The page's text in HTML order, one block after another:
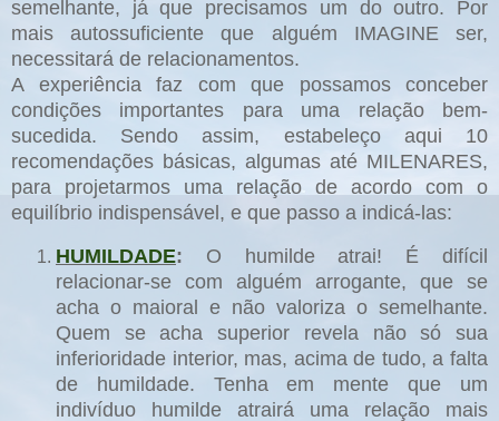
semelhante, já que precisamos um do outro. Por
mais autossuficiente que alguém IMAGINE ser,
necessitará de relacionamentos.
A experiência faz com que possamos conceber
condições importantes para uma relação bem-
sucedida. Sendo assim, estabeleço aqui 10
recomendações básicas, algumas até MILENARES,
para projetarmos uma relação de acordo com o
equilíbrio indispensável, e que passo a indicá-las:
HUMILDADE: O humilde atrai! É difícil
relacionar-se com alguém arrogante, que se
acha o maioral e não valoriza o semelhante.
Quem se acha superior revela não só sua
inferioridade interior, mas, acima de tudo, a falta
de humildade. Tenha em mente que um
indivíduo humilde atrairá uma relação mais